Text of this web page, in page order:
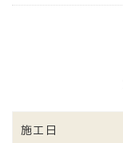
施工日